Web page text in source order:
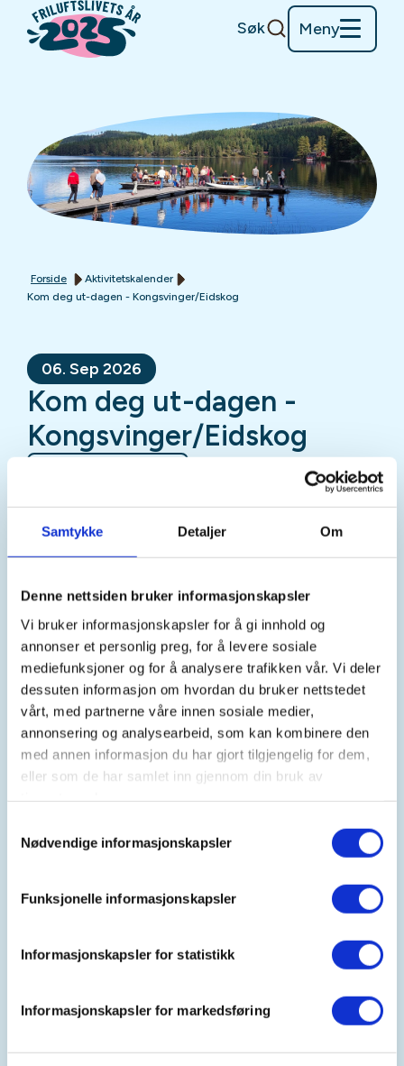
Samtykke Detaljer Om
Denne nettsiden bruker informasjonskapsler
Vi bruker informasjonskapsler for å gi innhold og
annonser et personlig preg, for å levere sosiale
mediefunksjoner og for å analysere trafikken vår. Vi deler
dessuten informasjon om hvordan du bruker nettstedet
vårt, med partnerne våre innen sosiale medier,
annonsering og analysearbeid, som kan kombinere den
med annen informasjon du har gjort tilgjengelig for dem,
eller som de har samlet inn gjennom din bruk av
Nødvendige informasjonskapsler
Funksjonelle informasjonskapsler
Informasjonskapsler for statistikk
Informasjonskapsler for markedsføring
Søk Meny
Forside
Aktivitetskalender
Kom deg ut-dagen - Kongsvinger/Eidskog
06. Sep 2026
Kom deg ut-dagen -
Kongsvinger/Eidskog
Sted
Kongsvinger
Tid
06. Sep 2026
Kl. 12.00 - 15.00
Linda Rødland
arrangementsdato.